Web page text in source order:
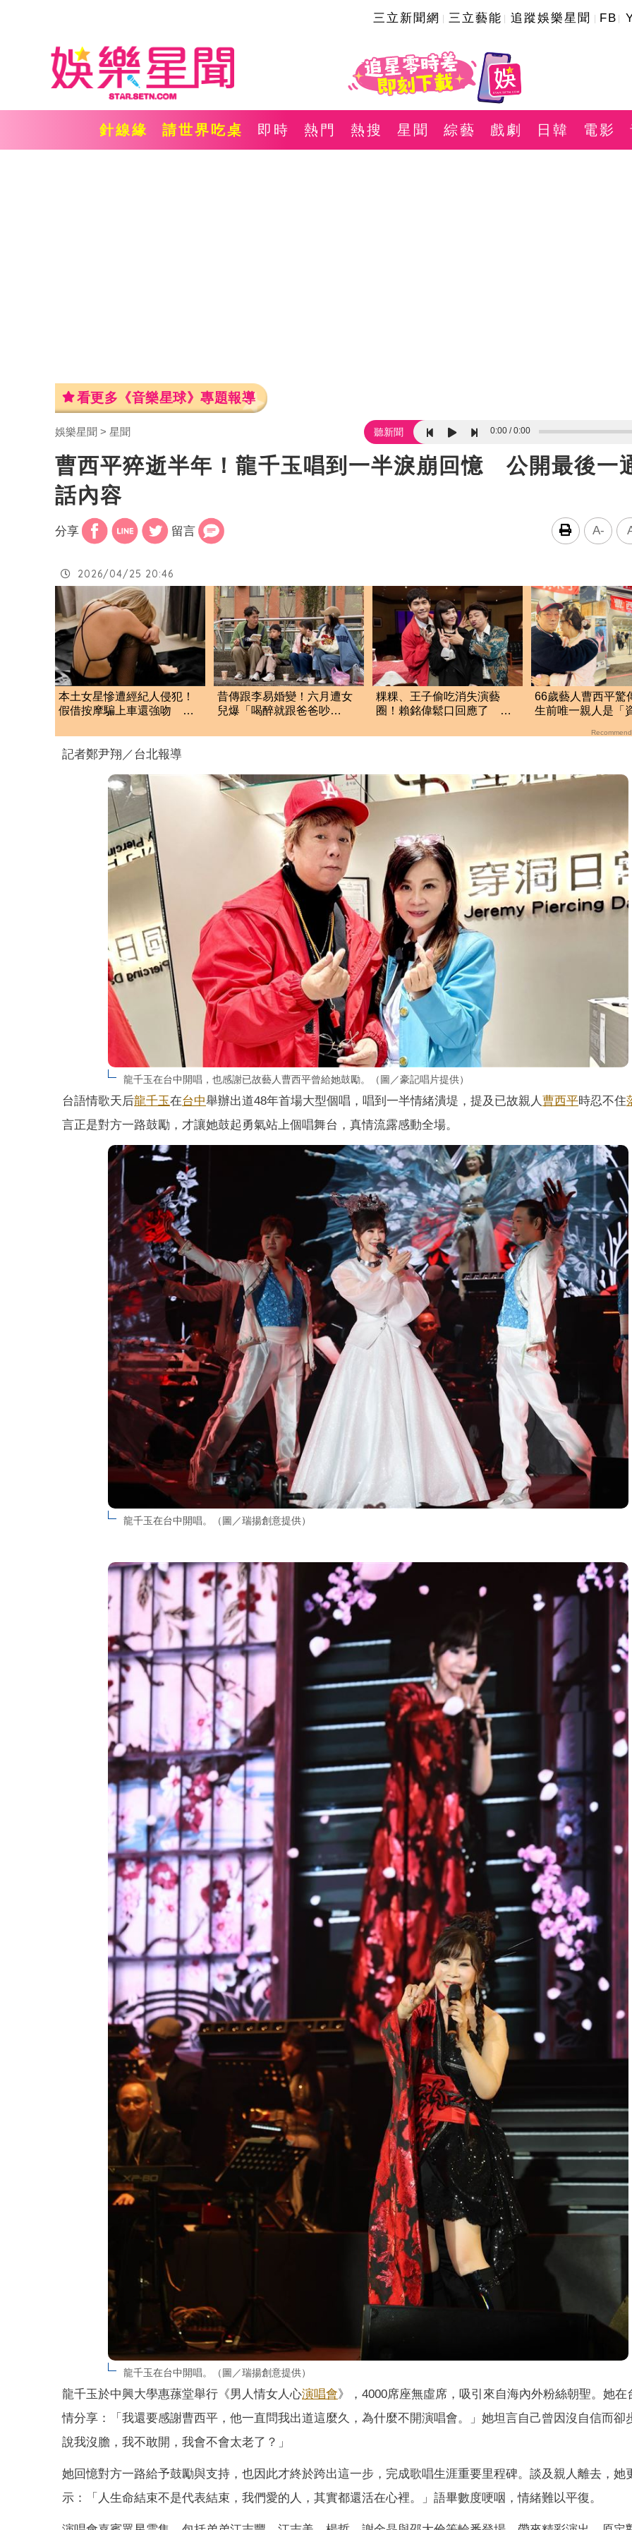
三立新聞網 三立藝能 追蹤娛樂星聞 FB
針線緣 請世界吃桌 即時 熱門 熱搜 星聞 綜藝 戲劇 日韓 電影
看更多《音樂星球》專題報導
娛樂星聞 星聞 聽新聞 0:00 0:00
曹西平猝逝半年！龍千玉唱到一半淚崩回憶 公開最後一
話內容
分享 留言 A-
2026/04/25 20:46
本土女星慘遭經紀人侵犯！
假借按摩騙上車還強吻 他
昔傳跟李易婚變！六月遭女
兒爆「喝醉就跟爸爸吵
粿粿、王子偷吃消失演藝
圈！賴銘偉鬆口回應了 兩
66歲藝人曹西平驚
生前唯一親人是「
記者鄭尹翔／台北報導
龍千玉在台中開唱，也感謝已故藝人曹西平曾給她鼓勵。（圖／豪記唱片提供）
台語情歌天后龍千玉在台中舉辦出道48年首場大型個唱，唱到一半情緒潰堤，提及已故親人曹西平時忍不住
言正是對方一路鼓勵，才讓她鼓起勇氣站上個唱舞台，真情流露感動全場。
龍千玉在台中開唱。（圖／瑞揚創意提供）
龍千玉在台中開唱。（圖／瑞揚創意提供）
龍千玉於中興大學惠蓀堂舉行《男人情女人心演唱會》，4000席座無虛席，吸引來自海內外粉絲朝聖。她在
情分享：「我還要感謝曹西平，他一直問我出道這麼久，為什麼不開演唱會。」她坦言自己曾因沒自信而卻
說我沒膽，我不敢開，我會不會太老了？」
她回憶對方一路給予鼓勵與支持，也因此才終於跨出這一步，完成歌唱生涯重要里程碑。談及親人離去，她
示：「人生命結束不是代表結束，我們愛的人，其實都還活在心裡。」語畢數度哽咽，情緒難以平復。